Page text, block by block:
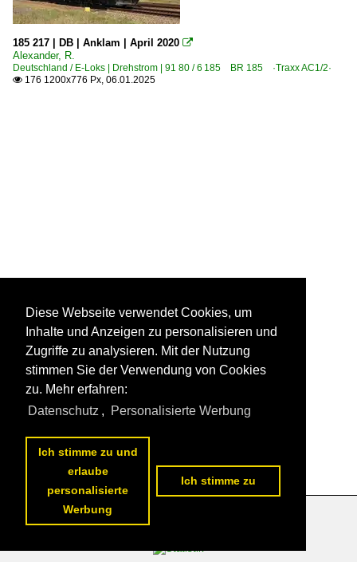
185 217 | DB | Anklam | April 2020 
Alexander, R.
Deutschland / E-Loks | Drehstrom | 91 80 / 6 185 BR 185 ·Traxx AC1/2·
 176 1200x776 Px, 06.01.2025
Datenschutzerklärung
Diese Webseite verwendet Cookies, um
Inhalte und Anzeigen zu personalisieren und
Zugriffe zu analysieren. Mit der Nutzung
stimmen Sie der Verwendung von Cookies
zu. Mehr erfahren:
Datenschutz , Personalisierte Werbung
Ich stimme zu und
erlaube
personalisierte
Werbung
Ich stimme zu